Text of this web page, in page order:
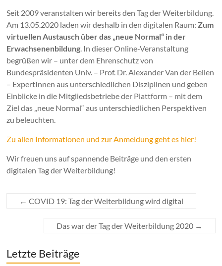
Seit 2009 veranstalten wir bereits den Tag der Weiterbildung.
Am 13.05.2020 laden wir deshalb in den digitalen Raum:Zum
virtuellen Austausch über das „neue Normal“ in der
Erwachsenenbildung. In dieser Online-Veranstaltung
begrüßen wir – unter dem Ehrenschutz von
Bundespräsidenten Univ. – Prof. Dr. Alexander Van der Bellen
– ExpertInnen aus unterschiedlichen Disziplinen und geben
Einblicke in die Mitgliedsbetriebe der Plattform – mit dem
Ziel das „neue Normal“ aus unterschiedlichen Perspektiven
zu beleuchten.
Zu allen Informationen und zur Anmeldung geht es hier!
Wir freuen uns auf spannende Beiträge und den ersten
digitalen Tag der Weiterbildung!
← COVID 19: Tag der Weiterbildung wird digital
Das war der Tag der Weiterbildung 2020 →
Letzte Beiträge